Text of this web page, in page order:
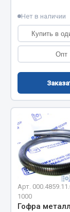
Автолампы
Блоки реле и
Выключатели
Выключатель
Изолента
Весь раздел
Нет в наличии
Купить в
Опт
Арт.
1000
Гофра